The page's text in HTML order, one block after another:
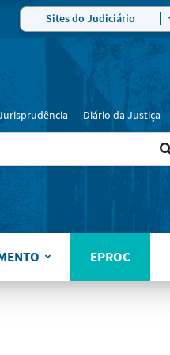
Sites do Judiciário
Diário da Justiça
EPROC